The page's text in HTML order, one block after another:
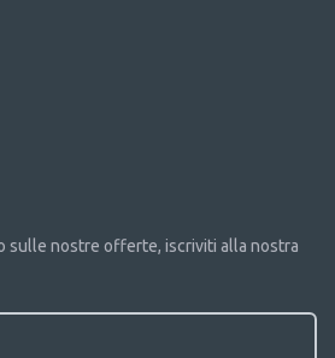
sulle nostre offerte, iscriviti alla nostra